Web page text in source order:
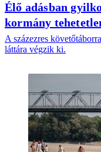
Élő adásban
kormány
A százezres
láttára végzik ki.